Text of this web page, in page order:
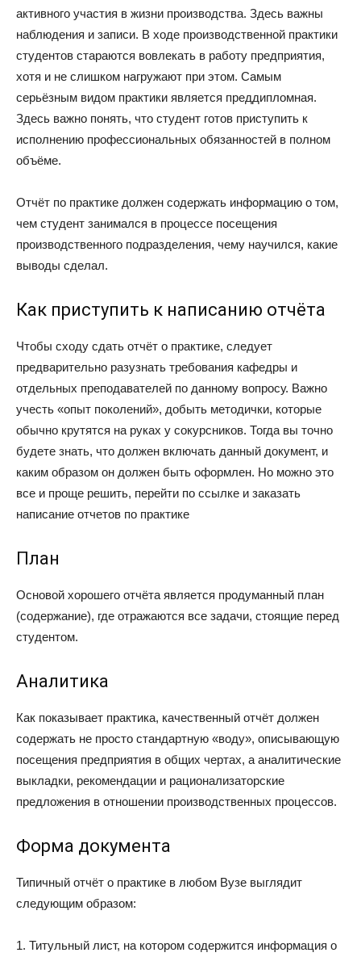
активного участия в жизни производства. Здесь важны
наблюдения и записи. В ходе производственной практики
студентов стараются вовлекать в работу предприятия,
хотя и не слишком нагружают при этом. Самым
серьёзным видом практики является преддипломная.
Здесь важно понять, что студент готов приступить к
исполнению профессиональных обязанностей в полном
объёме.
Отчёт по практике должен содержать информацию о том,
чем студент занимался в процессе посещения
производственного подразделения, чему научился, какие
выводы сделал.
Как приступить к написанию отчёта
Чтобы сходу сдать отчёт о практике, следует
предварительно разузнать требования кафедры и
отдельных преподавателей по данному вопросу. Важно
учесть «опыт поколений», добыть методички, которые
обычно крутятся на руках у сокурсников. Тогда вы точно
будете знать, что должен включать данный документ, и
каким образом он должен быть оформлен. Но можно это
все и проще решить, перейти по ссылке и заказать
написание отчетов по практике
План
Основой хорошего отчёта является продуманный план
(содержание), где отражаются все задачи, стоящие перед
студентом.
Аналитика
Как показывает практика, качественный отчёт должен
содержать не просто стандартную «воду», описывающую
посещения предприятия в общих чертах, а аналитические
выкладки, рекомендации и рационализаторские
предложения в отношении производственных процессов.
Форма документа
Типичный отчёт о практике в любом Вузе выглядит
следующим образом:
1. Титульный лист, на котором содержится информация о